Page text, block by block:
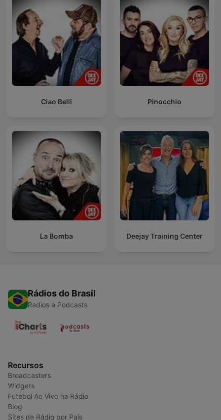
Ciao Belli Pinocchio
La Bomba Deejay Training Center
Rádios do Brasil
Radios e Podcasts
Recursos
Broadcasters
Widgets
Futebol Ao Vivo na Rádio
Blog
Sites de Rádio por País